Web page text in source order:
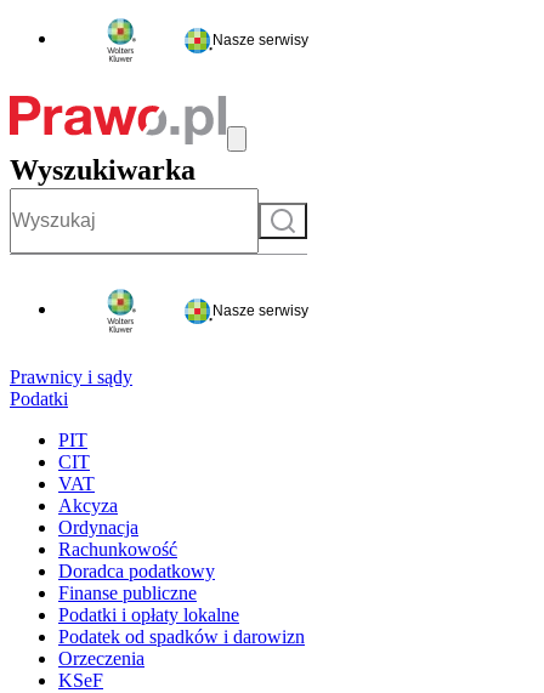
Nasze serwisy
Wyszukiwarka
Szukaj
Nasze serwisy
Prawnicy i sądy
Podatki
PIT
CIT
VAT
Akcyza
Ordynacja
Rachunkowość
Doradca podatkowy
Finanse publiczne
Podatki i opłaty lokalne
Podatek od spadków i darowizn
Orzeczenia
KSeF